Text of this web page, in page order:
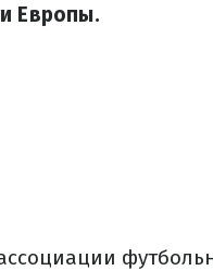
Европы.